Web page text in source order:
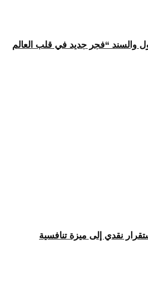
والسند “فجر جديد في قلب العالم
نقدي إلى ميزة تنافسية